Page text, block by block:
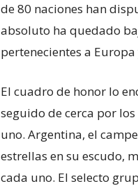
de 80 naciones han
absoluto ha quedado
pertenecientes a
El cuadro de honor lo
seguido de cerca por
uno. Argentina, el
estrellas en su escudo,
cada uno. El selecto